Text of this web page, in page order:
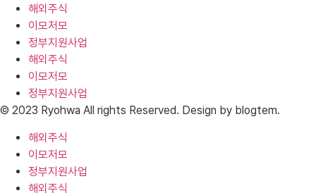
해외주식
이모저모
정부지원사업
해외주식
이모저모
정부지원사업
© 2023 Ryohwa All rights Reserved. Design by blogtem.
해외주식
이모저모
정부지원사업
해외주식